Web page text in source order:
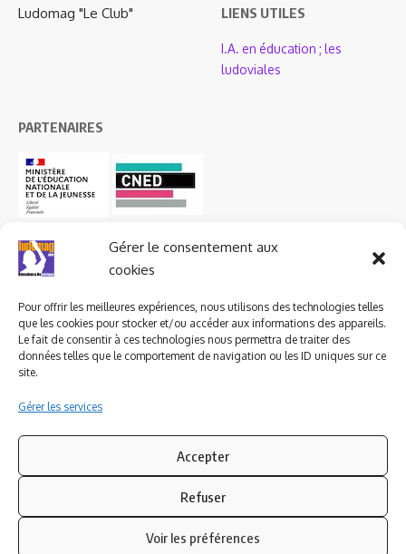
Gérer le consentement aux
cookies
Pour offrir les meilleures expériences, nous utilisons des technologies telles
que les cookies pour stocker et/ou accéder aux informations des appareils.
Le fait de consentir à ces technologies nous permettra de traiter des
données telles que le comportement de navigation ou les ID uniques sur ce
site.
Gérer les services
Accepter
Refuser
Voir les préférences
Ludomag "Le Club"
LIENS UTILES
I.A. en éducation ; les
ludoviales
PARTENAIRES
Suivez-nous